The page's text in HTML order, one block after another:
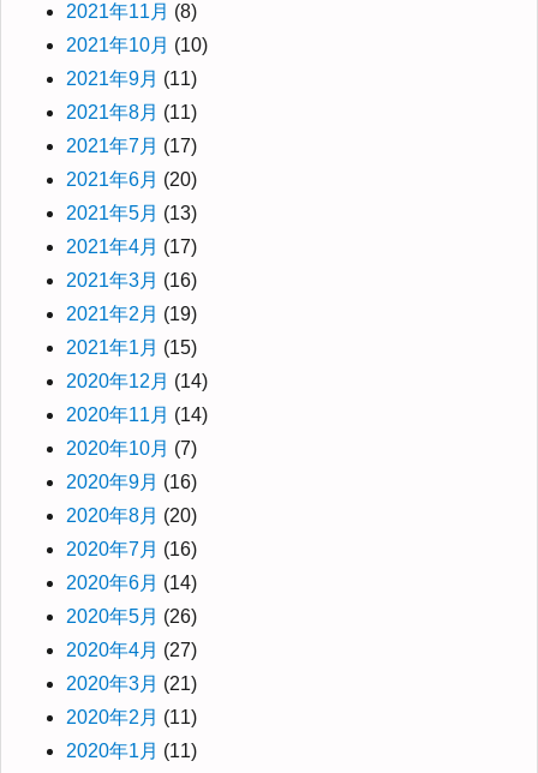
2021年11月 (8)
2021年10月 (10)
2021年9月 (11)
2021年8月 (11)
2021年7月 (17)
2021年6月 (20)
2021年5月 (13)
2021年4月 (17)
2021年3月 (16)
2021年2月 (19)
2021年1月 (15)
2020年12月 (14)
2020年11月 (14)
2020年10月 (7)
2020年9月 (16)
2020年8月 (20)
2020年7月 (16)
2020年6月 (14)
2020年5月 (26)
2020年4月 (27)
2020年3月 (21)
2020年2月 (11)
2020年1月 (11)